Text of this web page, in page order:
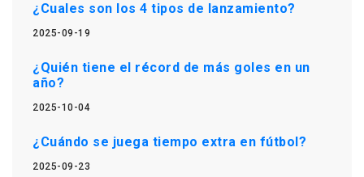
¿Cuales son los 4 tipos de lanzamiento?
2025-09-19
¿Quién tiene el récord de más goles en un
año?
2025-10-04
¿Cuándo se juega tiempo extra en fútbol?
2025-09-23